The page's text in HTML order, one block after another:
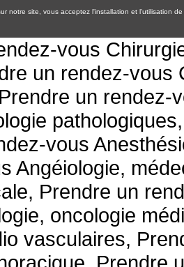
notre site, vous acceptez l'installation et l'utilisation